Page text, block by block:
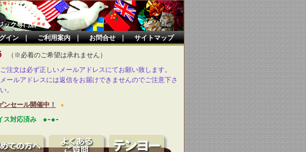
ック専門店
イン｜ ご利用案内｜ お問合せ｜ サイトマップ
（※必着のご希望は承れません）
文は必ず正しいメールアドレスにてお願い致します。
ールアドレスには返信をお届けできませんのでご注意下さ
い。
ンセール開催中！
★
ス対応済み ◆-◆-